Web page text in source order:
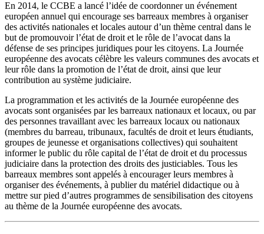
En 2014, le CCBE a lancé l’idée de coordonner un événement
européen annuel qui encourage ses barreaux membres à organiser
des activités nationales et locales autour d’un thème central dans le
but de promouvoir l’état de droit et le rôle de l’avocat dans la
défense de ses principes juridiques pour les citoyens. La Journée
européenne des avocats célèbre les valeurs communes des avocats et
leur rôle dans la promotion de l’état de droit, ainsi que leur
contribution au système judiciaire.
La programmation et les activités de la Journée européenne des
avocats sont organisées par les barreaux nationaux et locaux, ou par
des personnes travaillant avec les barreaux locaux ou nationaux
(membres du barreau, tribunaux, facultés de droit et leurs étudiants,
groupes de jeunesse et organisations collectives) qui souhaitent
informer le public du rôle capital de l’état de droit et du processus
judiciaire dans la protection des droits des justiciables. Tous les
barreaux membres sont appelés à encourager leurs membres à
organiser des événements, à publier du matériel didactique ou à
mettre sur pied d’autres programmes de sensibilisation des citoyens
au thème de la Journée européenne des avocats.